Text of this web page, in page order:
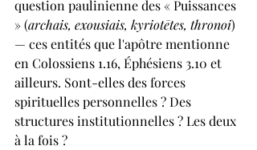
question paulinienne des « Puissances
» (archais, exousiais, kyriotētes, thronoi)
— ces entités que l'apôtre mentionne
en Colossiens 1.16, Éphésiens 3.10 et
ailleurs. Sont-elles des forces
spirituelles personnelles ? Des
structures institutionnelles ? Les deux
à la fois ?